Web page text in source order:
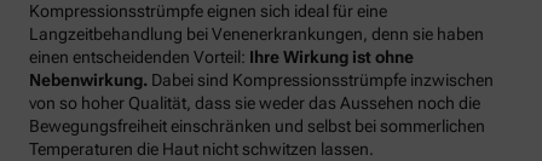
Kompressionsstrümpfe eignen sich ideal für eine
Langzeitbehandlung bei Venenerkrankungen, denn sie haben
einen entscheidenden Vorteil: Ihre Wirkung ist ohne
Nebenwirkung. Dabei sind Kompressionsstrümpfe inzwischen
von so hoher Qualität, dass sie weder das Aussehen noch die
Bewegungsfreiheit einschränken und selbst bei sommerlichen
Temperaturen die Haut nicht schwitzen lassen.